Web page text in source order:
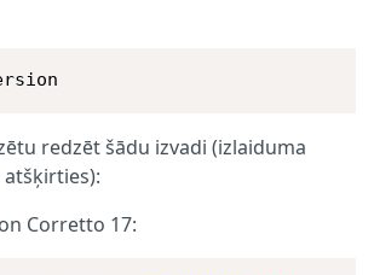
redzēt šādu izvadi (izlaiduma
Corretto 17: